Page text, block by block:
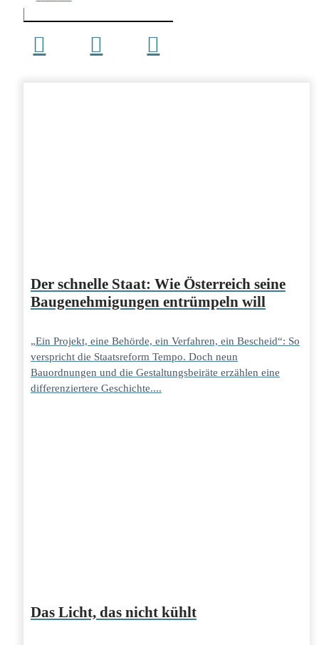
Der schnelle Staat: Wie Österreich seine
Baugenehmigungen entrümpeln will
„Ein Projekt, eine Behörde, ein Verfahren, ein Bescheid“: So
verspricht die Staatsreform Tempo. Doch neun
Bauordnungen und die Gestaltungsbeiräte erzählen eine
differenziertere Geschichte....
Das Licht, das nicht kühlt